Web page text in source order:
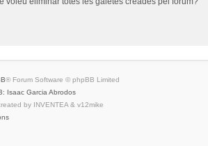
® Forum Software © phpBB Limited
Isaac Garcia Abrodos
by INVENTEA & v12mike